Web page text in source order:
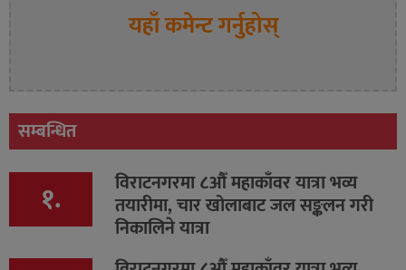
यहाँ कमेन्ट गर्नुहोस्
सम्बन्धित
१. विराटनगरमा ८औँ महाकाँवर यात्रा भव्य
तयारीमा, चार खोलाबाट जल सङ्कलन गरी
निकालिने यात्रा